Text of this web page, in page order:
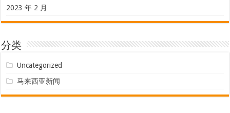
2023 年 2 月
分类
Uncategorized
马来西亚新闻